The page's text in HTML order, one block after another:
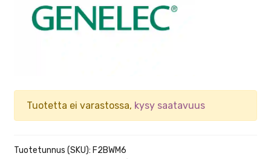
Tuotetta ei varastossa, kysy saatavuus
Tuotetunnus (SKU): F2BWM6